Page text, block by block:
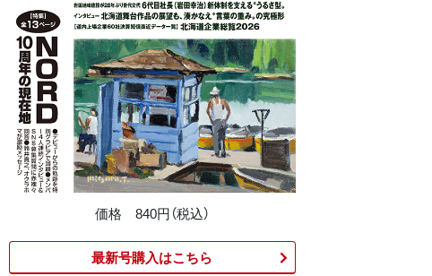
価格 840円（税込）
最新号購入はこちら​